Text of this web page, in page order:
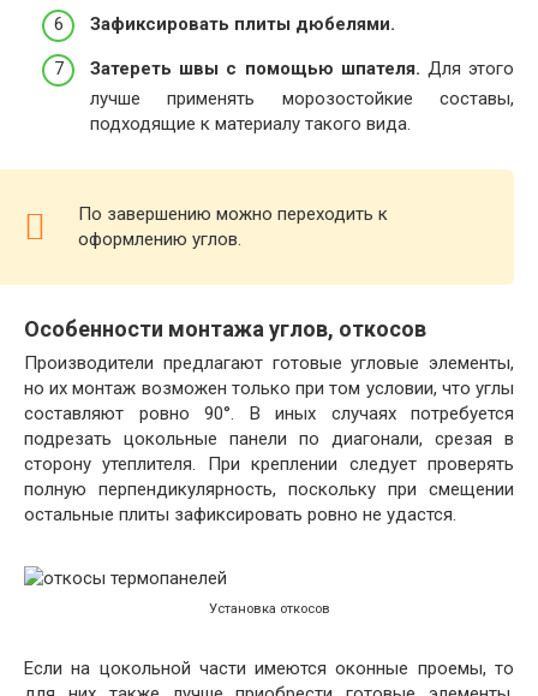
Зафиксировать плиты дюбелями.
Затереть швы с помощью шпателя. Для этого
лучше применять морозостойкие составы,
подходящие к материалу такого вида.
По завершению можно переходить к
оформлению углов.
Особенности монтажа углов, откосов
Производители предлагают готовые угловые элементы,
но их монтаж возможен только при том условии, что углы
составляют ровно 90°. В иных случаях потребуется
подрезать цокольные панели по диагонали, срезая в
сторону утеплителя. При креплении следует проверять
полную перпендикулярность, поскольку при смещении
остальные плиты зафиксировать ровно не удастся.
Установка откосов
Если на цокольной части имеются оконные проемы, то